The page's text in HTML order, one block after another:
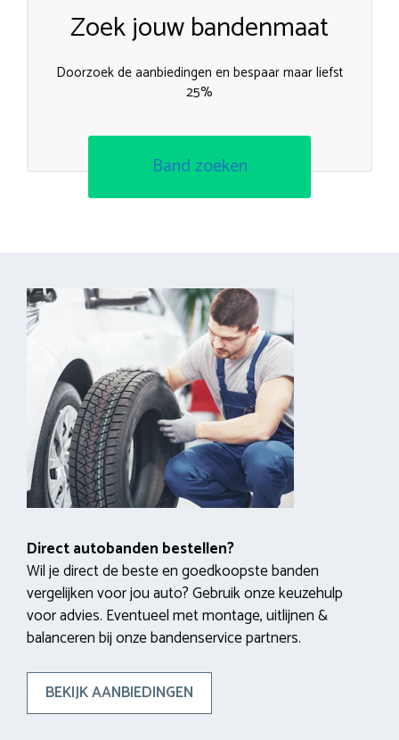
Zoek jouw bandenmaat
Doorzoek de aanbiedingen en bespaar maar liefst
25%
Band zoeken
Direct autobanden bestellen?
Wil je direct de beste en goedkoopste banden
vergelijken voor jou auto? Gebruik onze keuzehulp
voor advies. Eventueel met montage, uitlijnen &
balanceren bij onze bandenservice partners.
BEKIJK AANBIEDINGEN